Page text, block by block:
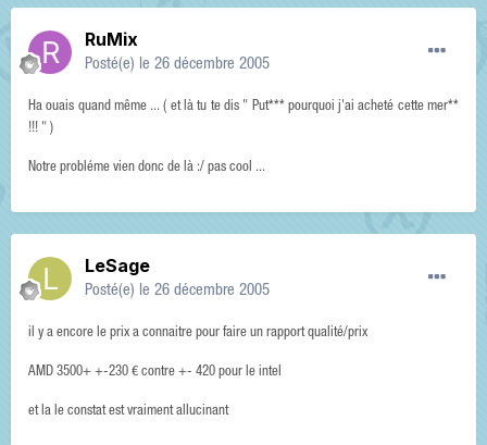
RuMix
Posté(e) le 26 décembre 2005
Ha ouais quand même ... ( et là tu te dis " Put*** pourquoi j'ai acheté cette mer**
!!! " )
Notre probléme vien donc de là :/ pas cool ...
LeSage
Posté(e) le 26 décembre 2005
il y a encore le prix a connaitre pour faire un rapport qualité/prix
AMD 3500+ +-230 € contre +- 420 pour le intel
et la le constat est vraiment allucinant